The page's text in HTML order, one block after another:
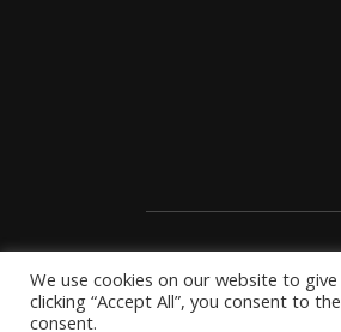
We use cookies on our website to
clicking “Accept All”, you consent to
consent.